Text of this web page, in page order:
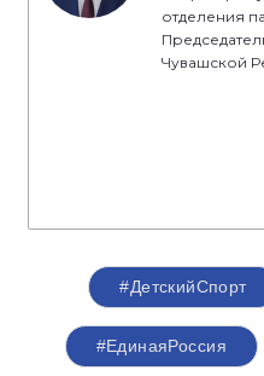
отделения
Чувашской
#ДетскийСпорт
#ЕдинаяРоссия